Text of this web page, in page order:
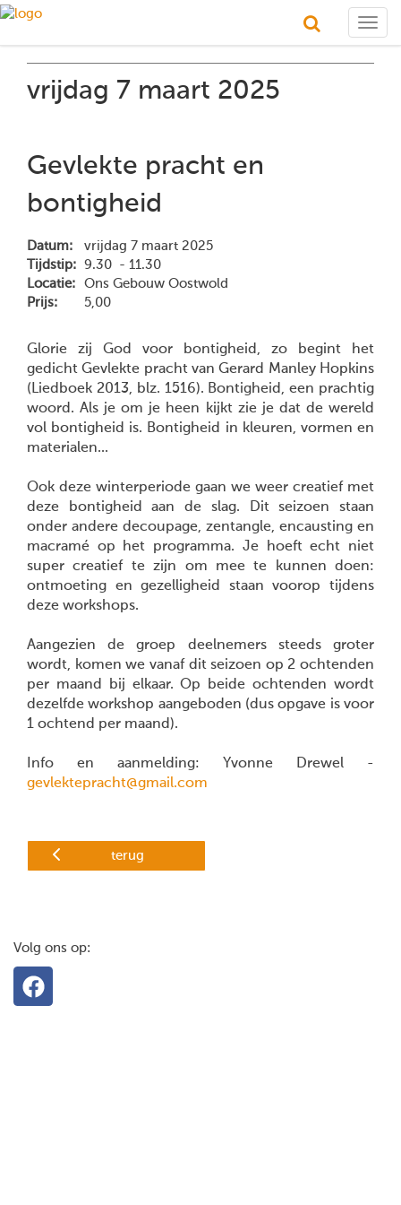
vrijdag 7 maart 2025
Gevlekte pracht en
bontigheid
Datum:
vrijdag 7 maart 2025
Tijdstip: 9.30 - 11.30
Locatie:
Ons Gebouw Oostwold
Prijs:
5,00
Glorie zij God voor bontigheid, zo begint het
gedicht Gevlekte pracht van Gerard Manley Hopkins
(Liedboek 2013, blz. 1516). Bontigheid, een prachtig
woord. Als je om je heen kijkt zie je dat de wereld
vol bontigheid is. Bontigheid in kleuren, vormen en
materialen...
Ook deze winterperiode gaan we weer creatief met
deze bontigheid aan de slag. Dit seizoen staan
onder andere decoupage, zentangle, encausting en
macramé op het programma. Je hoeft echt niet
super creatief te zijn om mee te kunnen doen:
ontmoeting en gezelligheid staan voorop tijdens
deze workshops.
Aangezien de groep deelnemers steeds groter
wordt, komen we vanaf dit seizoen op 2 ochtenden
per maand bij elkaar. Op beide ochtenden wordt
dezelfde workshop aangeboden (dus opgave is voor
1 ochtend per maand).
Info en aanmelding: Yvonne Drewel -
gevlektepracht@gmail.com
terug
Volg ons op: